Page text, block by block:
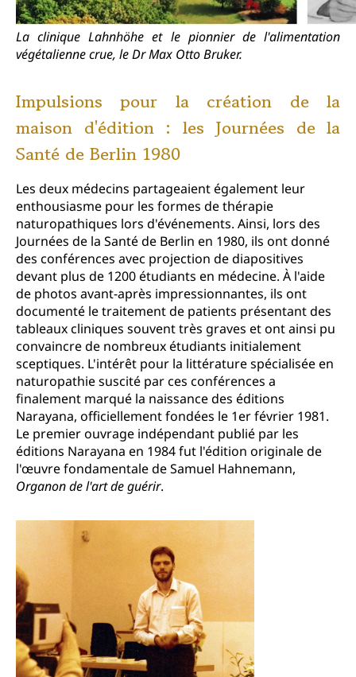
La clinique Lahnhöhe et le pionnier de l'alimentation
végétalienne crue, le Dr Max Otto Bruker.
Impulsions pour la création de la
maison d'édition : les Journées de la
Santé de Berlin 1980
Les deux médecins partageaient également leur
enthousiasme pour les formes de thérapie
naturopathiques lors d'événements. Ainsi, lors des
Journées de la Santé de Berlin en 1980, ils ont donné
des conférences avec projection de diapositives
devant plus de 1200 étudiants en médecine. À l'aide
de photos avant-après impressionnantes, ils ont
documenté le traitement de patients présentant des
tableaux cliniques souvent très graves et ont ainsi pu
convaincre de nombreux étudiants initialement
sceptiques. L'intérêt pour la littérature spécialisée en
naturopathie suscité par ces conférences a
finalement marqué la naissance des éditions
Narayana, officiellement fondées le 1er février 1981.
Le premier ouvrage indépendant publié par les
éditions Narayana en 1984 fut l'édition originale de
l'œuvre fondamentale de Samuel Hahnemann,
Organon de l'art de guérir.